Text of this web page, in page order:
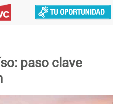
paso clave